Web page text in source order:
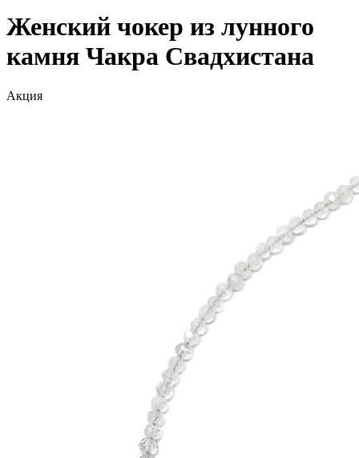
Женский чокер из лунного
камня Чакра Свадхистана
Акция